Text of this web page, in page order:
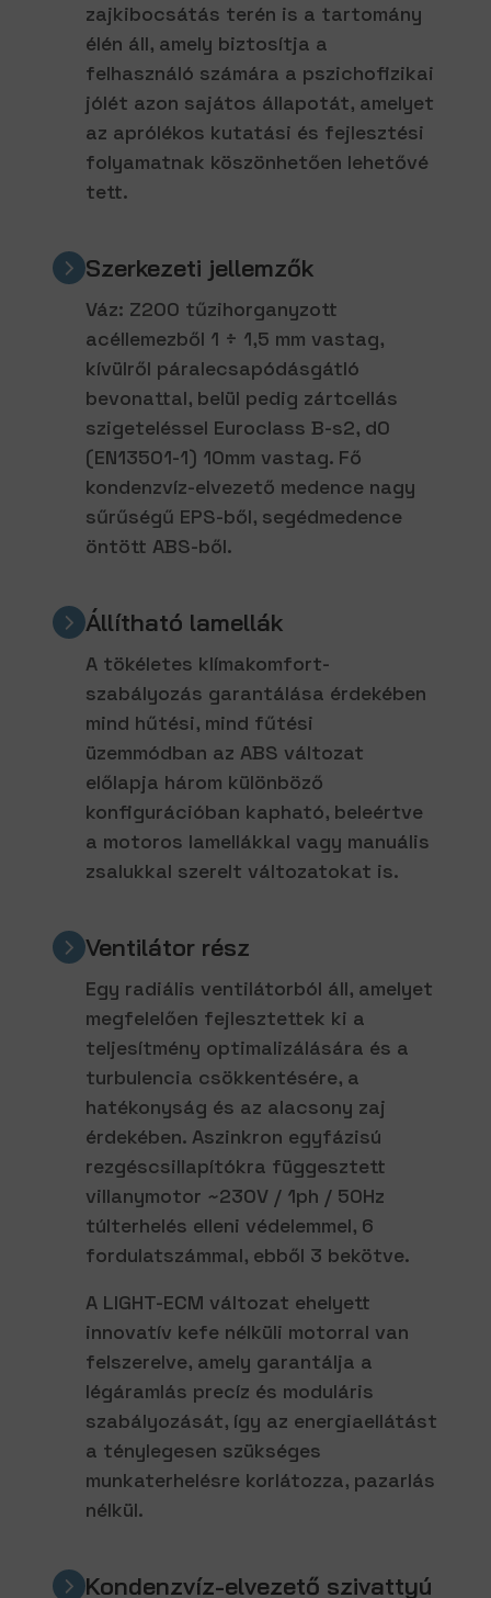
zajkibocsátás terén is a tartomány
élén áll, amely biztosítja a
felhasználó számára a pszichofizikai
jólét azon sajátos állapotát, amelyet
az aprólékos kutatási és fejlesztési
folyamatnak köszönhetően lehetővé
tett.
Szerkezeti jellemzők
Váz: Z200 tűzihorganyzott
acéllemezből 1 ÷ 1,5 mm vastag,
kívülről páralecsapódásgátló
bevonattal, belül pedig zártcellás
szigeteléssel Euroclass B-s2, d0
(EN13501-1) 10mm vastag. Fő
kondenzvíz-elvezető medence nagy
sűrűségű EPS-ből, segédmedence
öntött ABS-ből.
Állítható lamellák
A tökéletes klímakomfort-
szabályozás garantálása érdekében
mind hűtési, mind fűtési
üzemmódban az ABS változat
előlapja három különböző
konfigurációban kapható, beleértve
a motoros lamellákkal vagy manuális
zsalukkal szerelt változatokat is.
Ventilátor rész
Egy radiális ventilátorból áll, amelyet
megfelelően fejlesztettek ki a
teljesítmény optimalizálására és a
turbulencia csökkentésére, a
hatékonyság és az alacsony zaj
érdekében. Aszinkron egyfázisú
rezgéscsillapítókra függesztett
villanymotor ~230V / 1ph / 50Hz
túlterhelés elleni védelemmel, 6
fordulatszámmal, ebből 3 bekötve.
A LIGHT-ECM változat ehelyett
innovatív kefe nélküli motorral van
felszerelve, amely garantálja a
légáramlás precíz és moduláris
szabályozását, így az energiaellátást
a ténylegesen szükséges
munkaterhelésre korlátozza, pazarlás
nélkül.
Kondenzvíz-elvezető szivattyú